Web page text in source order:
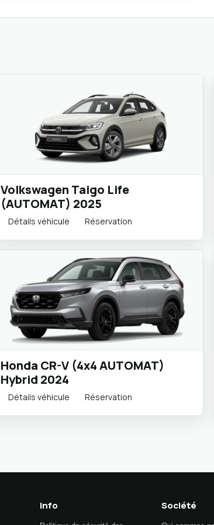
Volkswagen Taigo Life
(AUTOMAT) 2025
Détails véhicule Réservation
Honda CR-V (4x4 AUTOMAT)
Hybrid 2024
Détails véhicule Réservation
Info Société